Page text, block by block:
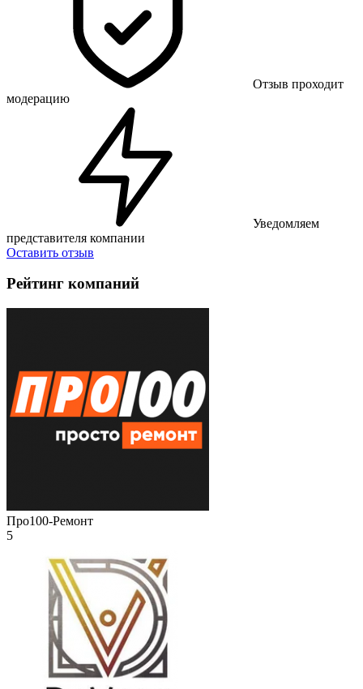
Отзыв проходит
модерацию
Уведомляем
представителя компании
Оставить отзыв
Рейтинг компаний
Про100-Ремонт
5